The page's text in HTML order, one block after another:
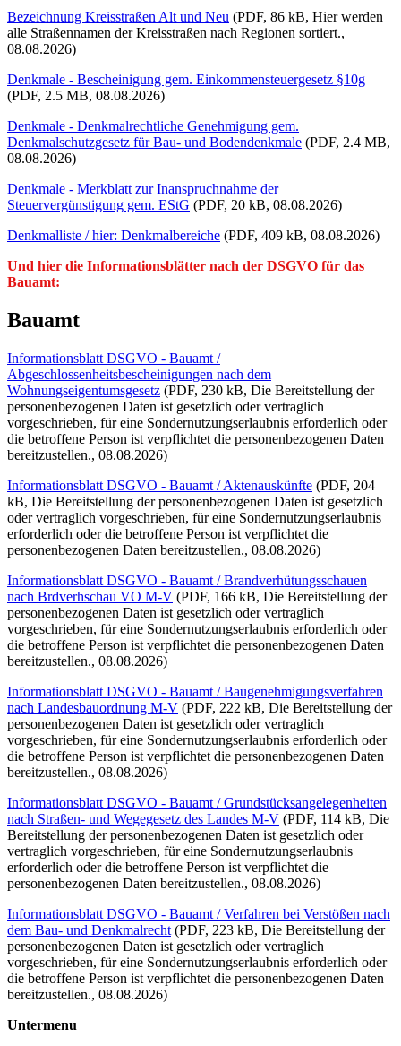
Bezeichnung Kreisstraßen Alt und Neu (PDF, 86 kB, Hier werden
alle Straßennamen der Kreisstraßen nach Regionen sortiert.,
08.08.2026)
Denkmale - Bescheinigung gem. Einkommensteuergesetz §10g
(PDF, 2.5 MB, 08.08.2026)
Denkmale - Denkmalrechtliche Genehmigung gem.
Denkmalschutzgesetz für Bau- und Bodendenkmale (PDF, 2.4 MB,
08.08.2026)
Denkmale - Merkblatt zur Inanspruchnahme der
Steuervergünstigung gem. EStG (PDF, 20 kB, 08.08.2026)
Denkmalliste / hier: Denkmalbereiche (PDF, 409 kB, 08.08.2026)
Und hier die Informationsblätter nach der DSGVO für das
Bauamt:
Bauamt
Informationsblatt DSGVO - Bauamt /
Abgeschlossenheitsbescheinigungen nach dem
Wohnungseigentumsgesetz (PDF, 230 kB, Die Bereitstellung der
personenbezogenen Daten ist gesetzlich oder vertraglich
vorgeschrieben, für eine Sondernutzungserlaubnis erforderlich oder
die betroffene Person ist verpflichtet die personenbezogenen Daten
bereitzustellen., 08.08.2026)
Informationsblatt DSGVO - Bauamt / Aktenauskünfte (PDF, 204
kB, Die Bereitstellung der personenbezogenen Daten ist gesetzlich
oder vertraglich vorgeschrieben, für eine Sondernutzungserlaubnis
erforderlich oder die betroffene Person ist verpflichtet die
personenbezogenen Daten bereitzustellen., 08.08.2026)
Informationsblatt DSGVO - Bauamt / Brandverhütungsschauen
nach Brdverhschau VO M-V (PDF, 166 kB, Die Bereitstellung der
personenbezogenen Daten ist gesetzlich oder vertraglich
vorgeschrieben, für eine Sondernutzungserlaubnis erforderlich oder
die betroffene Person ist verpflichtet die personenbezogenen Daten
bereitzustellen., 08.08.2026)
Informationsblatt DSGVO - Bauamt / Baugenehmigungsverfahren
nach Landesbauordnung M-V (PDF, 222 kB, Die Bereitstellung der
personenbezogenen Daten ist gesetzlich oder vertraglich
vorgeschrieben, für eine Sondernutzungserlaubnis erforderlich oder
die betroffene Person ist verpflichtet die personenbezogenen Daten
bereitzustellen., 08.08.2026)
Informationsblatt DSGVO - Bauamt / Grundstücksangelegenheiten
nach Straßen- und Wegegesetz des Landes M-V (PDF, 114 kB, Die
Bereitstellung der personenbezogenen Daten ist gesetzlich oder
vertraglich vorgeschrieben, für eine Sondernutzungserlaubnis
erforderlich oder die betroffene Person ist verpflichtet die
personenbezogenen Daten bereitzustellen., 08.08.2026)
Informationsblatt DSGVO - Bauamt / Verfahren bei Verstößen nach
dem Bau- und Denkmalrecht (PDF, 223 kB, Die Bereitstellung der
personenbezogenen Daten ist gesetzlich oder vertraglich
vorgeschrieben, für eine Sondernutzungserlaubnis erforderlich oder
die betroffene Person ist verpflichtet die personenbezogenen Daten
bereitzustellen., 08.08.2026)
Untermenu